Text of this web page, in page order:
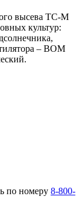
высева ТC-М
культур:
– ВОМ
по номеру 8-800-